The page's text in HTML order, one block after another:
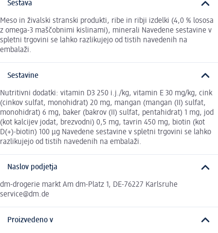
Sestava
Meso in živalski stranski produkti, ribe in ribji izdelki (4,0 % lososa
z omega-3 maščobnimi kislinami), minerali Navedene sestavine v
spletni trgovini se lahko razlikujejo od tistih navedenih na
embalaži.
Sestavine
Nutritivni dodatki: vitamin D3 250 i.j./kg, vitamin E 30 mg/kg, cink
(cinkov sulfat, monohidrat) 20 mg, mangan (mangan (II) sulfat,
monohidrat) 6 mg, baker (bakrov (II) sulfat, pentahidrat) 1 mg, jod
(kot kalcijev jodat, brezvodni) 0,5 mg, tavrin 450 mg, biotin (kot
D(+)-biotin) 100 µg Navedene sestavine v spletni trgovini se lahko
razlikujejo od tistih navedenih na embalaži.
Naslov podjetja
dm-drogerie markt Am dm-Platz 1, DE-76227 Karlsruhe
service@dm.de
Proizvedeno v